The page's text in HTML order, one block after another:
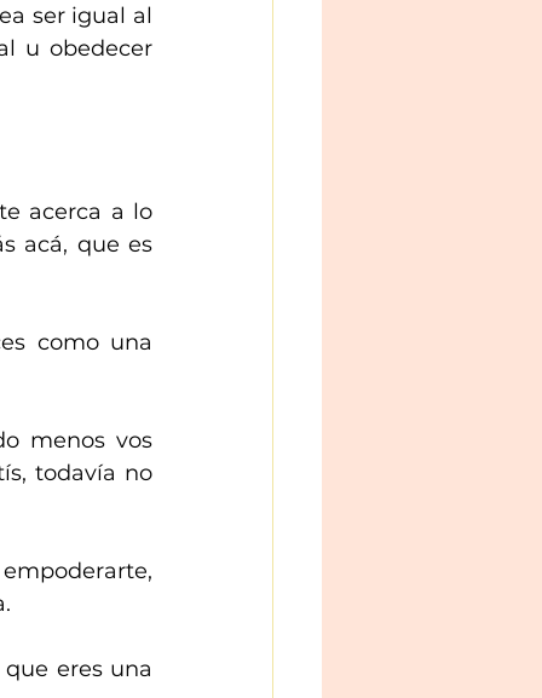
ser igual al
u obedecer
acerca a lo
acá, que es
como una
menos vos
todavía no
eres una